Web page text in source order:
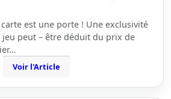
est une porte ! Une exclusivité
jeu peut – être déduit du prix de
Voir l'Article